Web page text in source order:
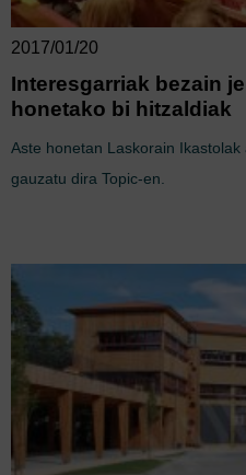
2017/01/20
Interesgarriak bezain
honetako bi hitzaldiak
Aste honetan Laskorain
gauzatu dira Topic-en.